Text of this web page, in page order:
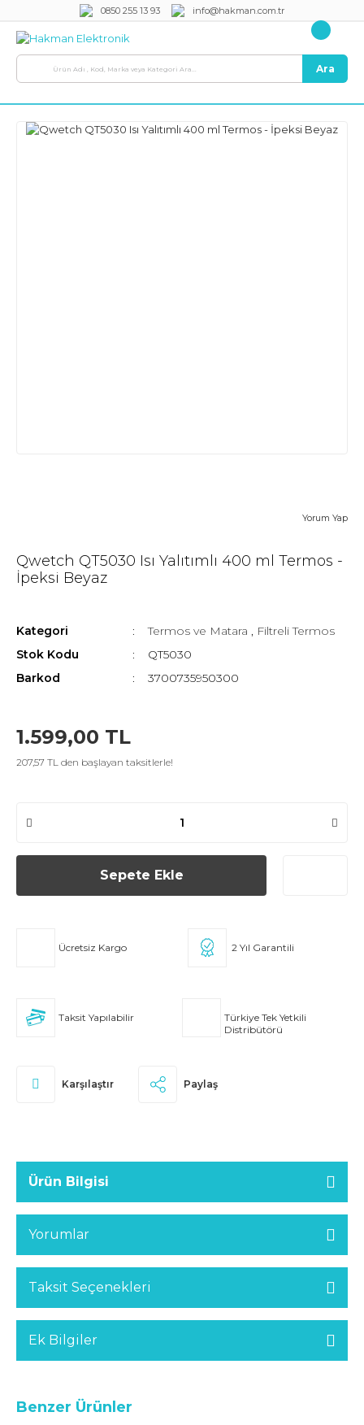
0850 255 13 93 info@hakman.com.tr
Ara
Yorum Yap
Qwetch QT5030 Isı Yalıtımlı 400 ml Termos -
İpeksi Beyaz
Kategori Termos ve Matara , Filtreli Termos
Stok Kodu
QT5030
Barkod
3700735950300
1.599,00 TL
207,57 TL den başlayan taksitlerle!
Sepete Ekle
Ücretsiz Kargo 2 Yıl Garantili
Taksit Yapılabilir
Türkiye Tek Yetkili
Distribütörü
Karşılaştır Paylaş
Ürün Bilgisi
Yorumlar
Taksit Seçenekleri
Ek Bilgiler
Benzer Ürünler